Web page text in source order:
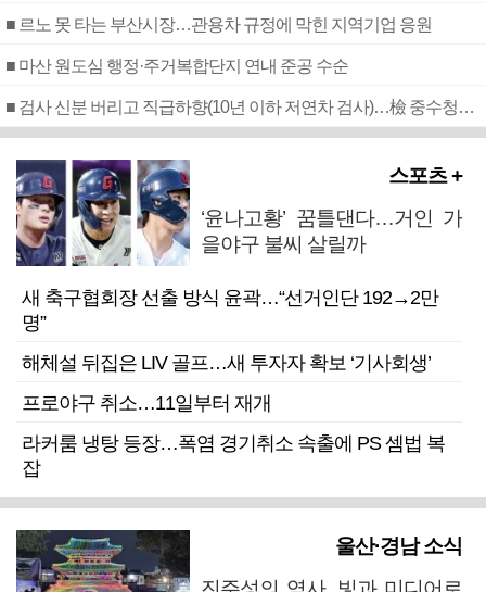
■ 르노 못 타는 부산시장…관용차 규정에 막힌 지역기업 응원
■ 마산 원도심 행정·주거복합단지 연내 준공 수순
■ 검사 신분 버리고 직급하향(10년 이하 저연차 검사)…檢 중수청행 기피
스포츠 +
‘윤나고황’ 꿈틀댄다…거인 가
을야구 불씨 살릴까
새 축구협회장 선출 방식 윤곽…“선거인단 192→2만
명”
해체설 뒤집은 LIV 골프…새 투자자 확보 ‘기사회생’
프로야구 취소…11일부터 재개
라커룸 냉탕 등장…폭염 경기취소 속출에 PS 셈법 복
잡
울산·경남 소식